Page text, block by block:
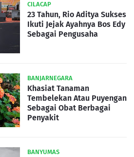
CILACAP
23 Tahun, Rio Aditya Sukses
Ikuti Jejak Ayahnya Bos Edy
Sebagai Pengusaha
BANJARNEGARA
Khasiat Tanaman
Tembelekan Atau Puyengan
Sebagai Obat Berbagai
Penyakit
BANYUMAS